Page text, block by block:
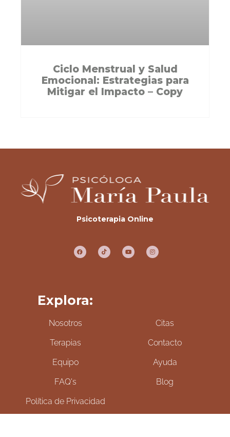
Ciclo Menstrual y Salud
Emocional: Estrategias para
Mitigar el Impacto – Copy
Psicoterapia Online
Explora:
Nosotros
Terapias
Equipo
FAQ's
Política de Privacidad
Citas
Contacto
Ayuda
Blog